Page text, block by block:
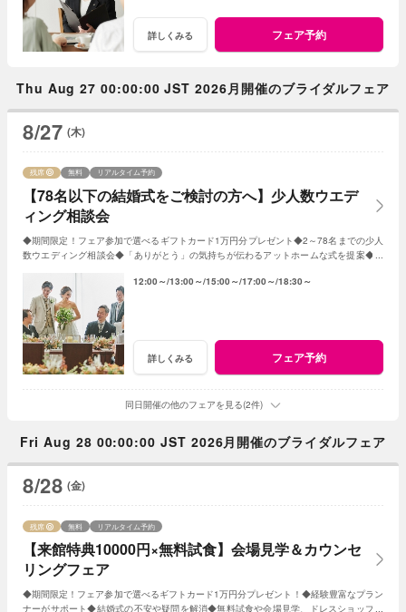
詳しくみる フェア予約
Thu Aug 27 00:00:00 JST 2026月開催のブライダルフェア
8/27 (木)
【78名以下の結婚式をご検討の方へ】少人数ウエデ
ィング相談会
残席 無料 リアルタイム予約
◆期間限定！フェア参加で選べるギフトカード1万円分プレゼント◆2～78名までの少人
数ウエディング相談会◆「ありがとう」の気持ちが伝わるアットホームな式を提案◆無
12:00～ 13:00～ 15:00～ 17:00～ 18:30～
詳しくみる フェア予約
同日開催の他のフェアを見る(2件)
Fri Aug 28 00:00:00 JST 2026月開催のブライダルフェア
8/28 (金)
【来館特典10000円×無料試食】会場見学＆カウンセ
リングフェア
残席 無料 リアルタイム予約
◆期間限定！フェア参加で選べるギフトカード1万円分プレゼント！◆経験豊富なプラン
ナーがサポート◆結婚式の不安や疑問を解消◆無料試食や会場見学、ドレスショップ見